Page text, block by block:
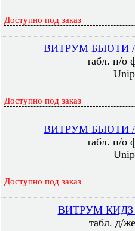
Доступно под заказ
ВИТРУМ БЬЮТИ /
табл. п/о
Доступно под заказ
ВИТРУМ БЬЮТИ /
табл. п/о
Доступно под заказ
ВИТРУМ КИДЗ
табл. д/